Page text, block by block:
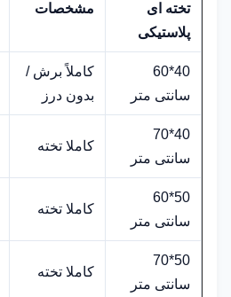
تخته ای
پلاستیکی
مشخصات
40*60
سانتی متر
کاملاً برش /
بدون درز
40*70
سانتی متر
کاملا تخته
50*60
سانتی متر
کاملا تخته
50*70
سانتی متر
کاملا تخته